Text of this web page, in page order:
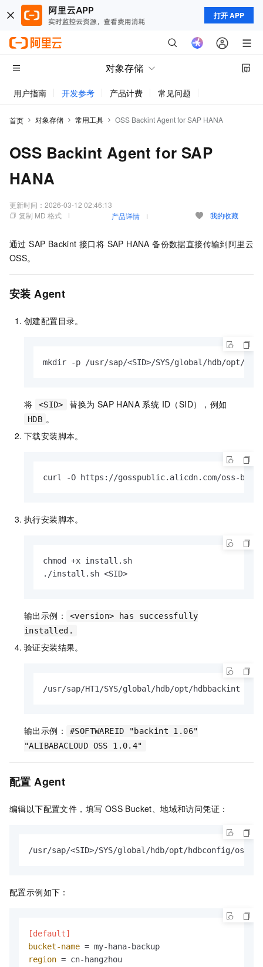
打开 APP
对象存储
用户指南 开发参考 产品计费 常见问题
首页 对象存储 常用工具 OSS Backint Agent for SAP HANA
OSS Backint Agent for SAP
HANA
更新时间： 2026-03-12 02:46:13
复制 MD 格式
产品详情 我的收藏
通过 SAP Backint 接口将 SAP HANA 备份数据直接传输到阿里云
OSS。
安装 Agent
创建配置目录。
mkdir -p /usr/sap/<SID>/SYS/global/hdb/opt/
将 <SID> 替换为 SAP HANA 系统 ID（SID），例如
HDB 。
下载安装脚本。
curl -O https://gosspublic.alicdn.com/oss-
执行安装脚本。
chmod +x install.sh
./install.sh <SID>
输出示例：
<version> has successfully
installed.
验证安装结果。
/usr/sap/HT1/SYS/global/hdb/opt/hdbbackint -v
输出示例：
#SOFTWAREID "backint 1.06"
"ALIBABACLOUD OSS 1.0.4"
配置 Agent
编辑以下配置文件，填写 OSS Bucket、地域和访问凭证：
/usr/sap/<SID>/SYS/global/hdb/opt/hdbconfig/oss-
配置示例如下：
[default]
bucket-name
region